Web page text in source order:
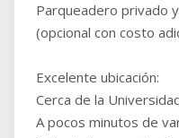
Parqueadero privado
(opcional con costo
Excelente ubicación:
Cerca de la
A pocos minutos de